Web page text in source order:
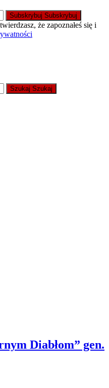
Subskrybuj Subskrybuj
że zapoznałeś się i
Szukaj Szukaj
Diabłom” gen.